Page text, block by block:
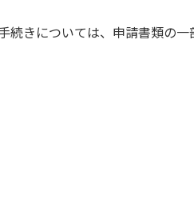
きについては、申請書類の